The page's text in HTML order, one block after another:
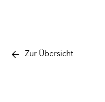
Zur Übersicht